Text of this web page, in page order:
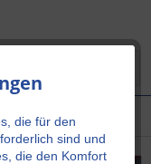
die für den
sind und
die den Komfort